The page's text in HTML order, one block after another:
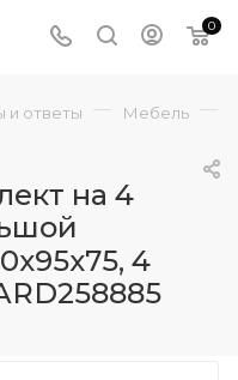
0
и ответы — Мебель —
на 4
4